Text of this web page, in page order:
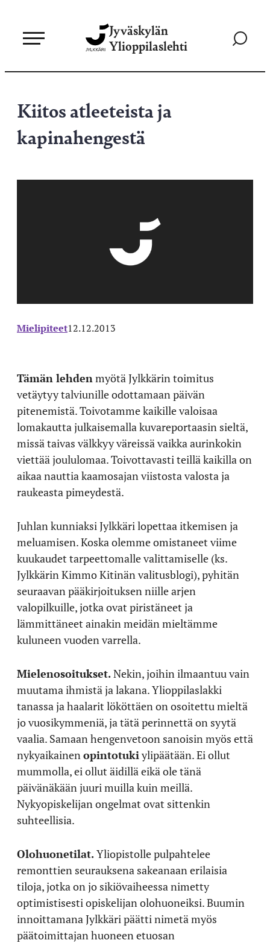
sisältöön
Jyväskylän
Ylioppilaslehti
Siirry
Kiitos atleeteista ja
kapinahengestä
Mielipiteet12.12.2013
Tämän lehden myötä Jylkkärin toimitus
vetäytyy talviunille odottamaan päivän
pitenemistä. Toivotamme kaikille valoisaa
lomakautta julkaisemalla kuvareportaasin sieltä,
missä taivas välkkyy väreissä vaikka aurinkokin
viettää joululomaa. Toivottavasti teillä kaikilla on
aikaa nauttia kaamosajan viistosta valosta ja
raukeasta pimeydestä.
Juhlan kunniaksi Jylkkäri lopettaa itkemisen ja
meluamisen. Koska olemme omistaneet viime
kuukaudet tarpeettomalle valittamiselle (ks.
Jylkkärin Kimmo Kitinän valitusblogi), pyhitän
seuraavan pääkirjoituksen niille arjen
valopilkuille, jotka ovat piristäneet ja
lämmittäneet ainakin meidän mieltämme
kuluneen vuoden varrella.
Mielenosoitukset.Nekin, joihin ilmaantuu vain
muutama ihmistä ja lakana. Ylioppilaslakki
tanassa ja haalarit lököttäen on osoitettu mieltä
jo vuosikymmeniä, ja tätä perinnettä on syytä
vaalia. Samaan hengenvetoon sanoisin myös että
nykyaikainen opintotukiylipäätään. Ei ollut
mummolla, ei ollut äidillä eikä ole tänä
päivänäkään juuri muilla kuin meillä.
Nykyopiskelijan ongelmat ovat sittenkin
suhteellisia.
Olohuonetilat.Yliopistolle pulpahtelee
remonttien seurauksena sakeanaan erilaisia
tiloja, jotka on jo sikiövaiheessa nimetty
optimistisesti opiskelijan olohuoneiksi. Buumin
innoittamana Jylkkäri päätti nimetä myös
päätoimittajan huoneen etuosan